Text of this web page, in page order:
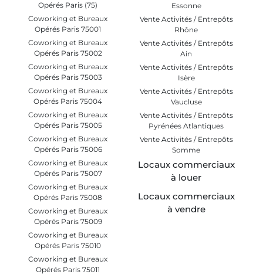
Opérés Paris (75)
Coworking et Bureaux
Opérés Paris 75001
Coworking et Bureaux
Opérés Paris 75002
Coworking et Bureaux
Opérés Paris 75003
Coworking et Bureaux
Opérés Paris 75004
Coworking et Bureaux
Opérés Paris 75005
Coworking et Bureaux
Opérés Paris 75006
Coworking et Bureaux
Opérés Paris 75007
Coworking et Bureaux
Opérés Paris 75008
Coworking et Bureaux
Opérés Paris 75009
Coworking et Bureaux
Opérés Paris 75010
Coworking et Bureaux
Opérés Paris 75011
Essonne
Vente Activités / Entrepôts
Rhône
Vente Activités / Entrepôts
Ain
Vente Activités / Entrepôts
Isère
Vente Activités / Entrepôts
Vaucluse
Vente Activités / Entrepôts
Pyrénées Atlantiques
Vente Activités / Entrepôts
Somme
Locaux commerciaux
à louer
Locaux commerciaux
à vendre